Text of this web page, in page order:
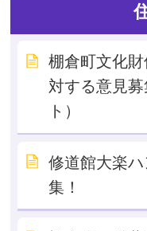
棚倉町文化
対する意見
ト）
修道館大楽
集！